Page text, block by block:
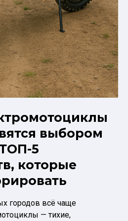
выбором
5
которые
городов всё чаще
— тихие,